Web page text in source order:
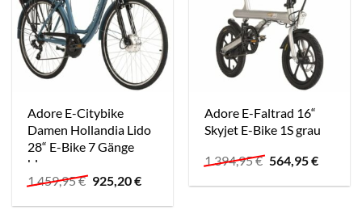
Adore E-Citybike
Damen Hollandia Lido
28“ E-Bike 7 Gänge
blau
1.459,95€ Ursprünglicher
Preis
war:
925,20€Aktueller
ist:
Adore E-Faltrad 16“
Skyjet E-Bike 1S grau
1.394,95€ Ursprünglicher
Preis
war:
564,95€
ist: